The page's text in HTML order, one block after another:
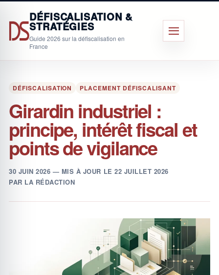
contenu
principal
DÉFISCALISATION &
STRATÉGIES
Guide 2026 sur la défiscalisation en
France
Menu
DÉFISCALISATION PLACEMENT DÉFISCALISANT
Girardin industriel :
principe, intérêt fiscal et
points de vigilance
PUBLIÉ
LE
30 JUIN 2026 — MIS À JOUR LE22 JUILLET 2026
PAR LA RÉDACTION